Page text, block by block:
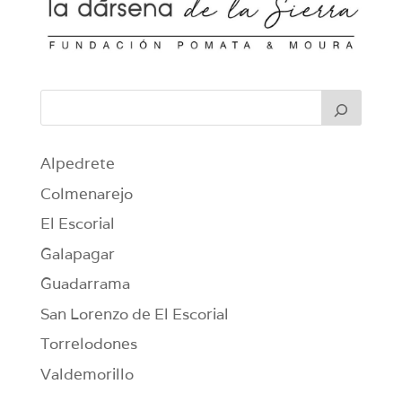
Alpedrete
Colmenarejo
El Escorial
Galapagar
Guadarrama
San Lorenzo de El Escorial
Torrelodones
Valdemorillo